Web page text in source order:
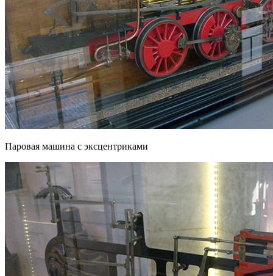
Паровая машина с эксцентриками